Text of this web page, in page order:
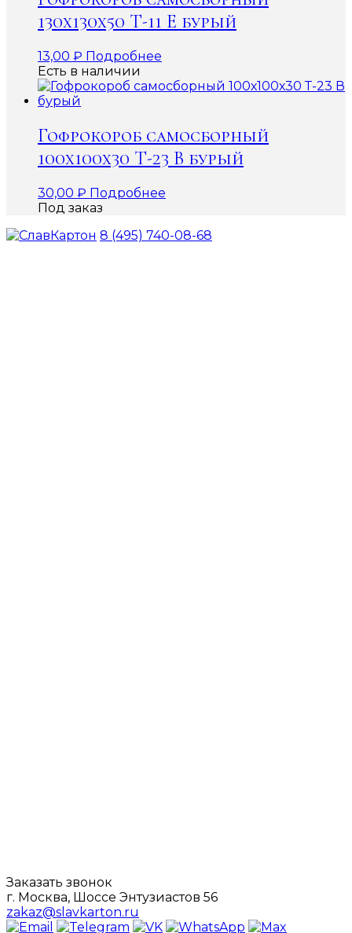
130х130х50 Т-11 Е бурый
13,00 ₽ Подробнее
Есть в наличии
Гофрокороб самосборный
100х100х30 Т-23 В бурый
30,00 ₽ Подробнее
Под заказ
8 (495) 740-08-68
Заказать звонок
г. Москва, Шоссе Энтузиастов 56
zakaz@slavkarton.ru